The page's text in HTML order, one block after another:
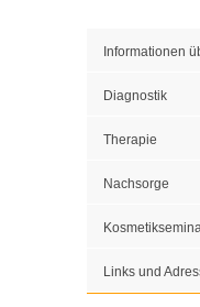
Informationen
Diagnostik
Therapie
Nachsorge
Links und